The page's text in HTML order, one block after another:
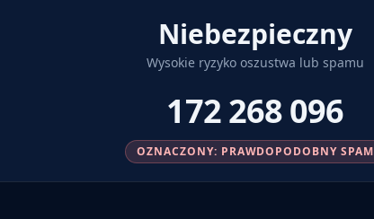
Niebezpieczny
Wysokie ryzyko oszustwa lub spamu
172 268 096
OZNACZONY: PRAWDOPODOBNY SPAM